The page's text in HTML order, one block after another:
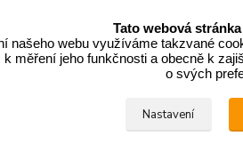
v případě technického výpadku pak
Tato webová
našeho webu využíváme takzvané
k měření jeho funkčnosti a obecně k
o svých
Nastavení